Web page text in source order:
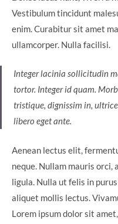
Vestibulum tincidunt
enim. Curabitur sit amet
ullamcorper. Nulla facilisi.
Integer lacinia sollicitudin
tortor. Integer id quam.
tristique, dignissim in,
libero eget ante.
Aenean lectus elit,
neque. Nullam mauris
ligula. Nulla ut felis in
aliquet mollis lectus.
Lorem ipsum dolor sit